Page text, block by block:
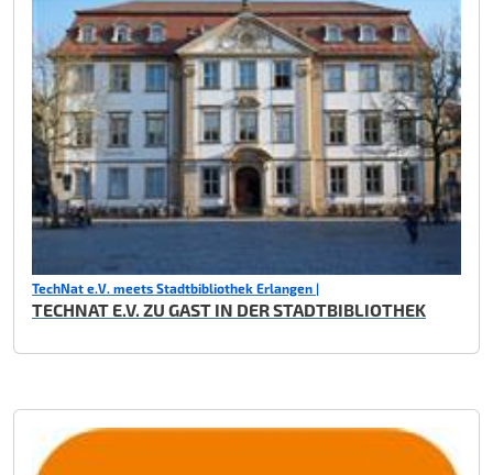
TechNat e.V. meets Stadtbibliothek Erlangen |
TECHNAT E.V. ZU GAST IN DER STADTBIBLIOTHEK